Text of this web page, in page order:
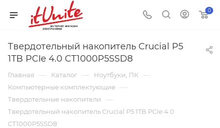
0
Твердотельный накопитель Crucial P5
1TB PCIe 4.0 CT1000P5SSD8
Главная — Каталог — Ноутбуки, ПК —
Компьютерные комплектующие —
Твердотельные накопители —
Твердотельный накопитель Crucial P5 1TB PCIe 4.0
CT1000P5SSD8